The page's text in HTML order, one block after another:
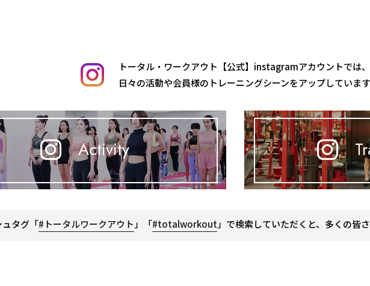
トータル・ワークアウト【公式】instagramアカウントでは、
日々の活動や会員様のトレーニングシーンをアップしていま
Activity
ュタグ「#トータルワークアウト 」「#totalworkout 」で検索していただくと、多くの皆